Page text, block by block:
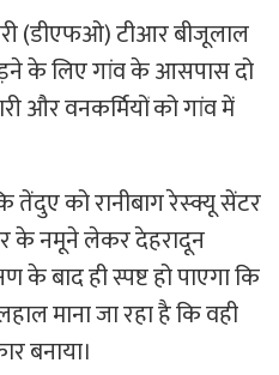
(डीएफओ) टीआर बीजूलाल
के लिए गांव के आसपास दो
और वनकर्मियों को गांव में
तेंदुए को रानीबाग रेस्क्यू सेंटर
के नमूने लेकर देहरादून
के बाद ही स्पष्ट हो पाएगा कि
माना जा रहा है कि वही
बनाया।